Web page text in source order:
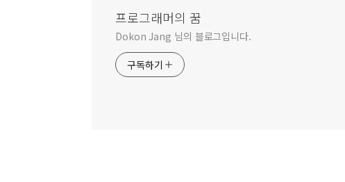
프로그래머의 꿈
Dokon Jang 님의 블로그입니다.
구독하기